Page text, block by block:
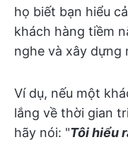
họ biết bạn hiểu
khách hàng tiềm
nghe và xây dựng
Ví dụ, nếu một
lắng về thời gian
hãy nói: "Tôi hiểu